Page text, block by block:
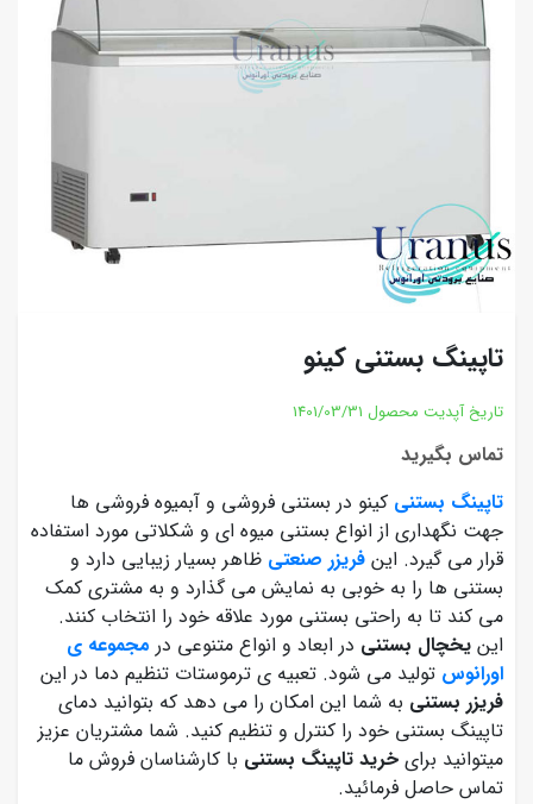
تاپینگ بستنی کینو
تاریخ آپدیت محصول 1401/03/31
تماس بگیرید
تاپینگ بستنی کینو در بستنی فروشی و آبمیوه فروشی ها
جهت نگهداری از انواع بستنی میوه ای و شکلاتی مورد استفاده
قرار می گیرد. این فریزر صنعتی ظاهر بسیار زیبایی دارد و
بستنی ها را به خوبی به نمایش می گذارد و به مشتری کمک
می کند تا به راحتی بستنی مورد علاقه خود را انتخاب کنند.
این یخچال بستنی در ابعاد و انواع متنوعی در مجموعه ی
اورانوس تولید می شود. تعبیه ی ترموستات تنظیم دما در این
فریزر بستنی به شما این امکان را می دهد که بتوانید دمای
تاپینگ بستنی خود را کنترل و تنظیم کنید. شما مشتریان عزیز
میتوانید برای خرید تاپینگ بستنی با کارشناسان فروش ما
تماس حاصل فرمائید.